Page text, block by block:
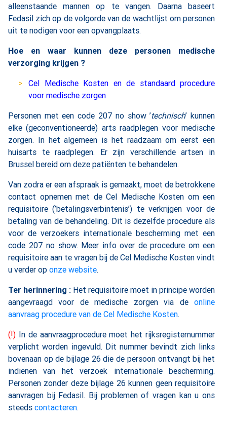
alleenstaande mannen op te vangen. Daarna baseert
Fedasil zich op de volgorde van de wachtlijst om personen
uit te nodigen voor een opvangplaats.
Hoe en waar kunnen deze personen medische
verzorging krijgen ?
Cel Medische Kosten en de standaard procedure
voor medische zorgen
Personen met een code 207 no show ’technisch’ kunnen
elke (geconventioneerde) arts raadplegen voor medische
zorgen. In het algemeen is het raadzaam om eerst een
huisarts te raadplegen. Er zijn verschillende artsen in
Brussel bereid om deze patiënten te behandelen.
Van zodra er een afspraak is gemaakt, moet de betrokkene
contact opnemen met de Cel Medische Kosten om een
requisitoire (’betalingsverbintenis’) te verkrijgen voor de
betaling van de behandeling. Dit is dezelfde procedure als
voor de verzoekers internationale bescherming met een
code 207 no show. Meer info over de procedure om een
requisitoire aan te vragen bij de Cel Medische Kosten vindt
u verder op onze website.
Ter herinnering : Het requisitoire moet in principe worden
aangevraagd voor de medische zorgen via de online
aanvraag procedure van de Cel Medische Kosten.
(!) In de aanvraagprocedure moet het rijksregisternummer
verplicht worden ingevuld. Dit nummer bevindt zich links
bovenaan op de bijlage 26 die de persoon ontvangt bij het
indienen van het verzoek internationale bescherming.
Personen zonder deze bijlage 26 kunnen geen requisitoire
aanvragen bij Fedasil. Bij problemen of vragen kan u ons
steeds contacteren.